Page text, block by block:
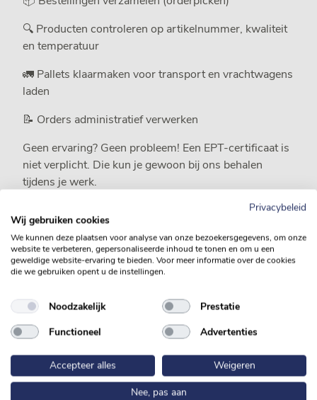
🔍 Producten controleren op artikelnummer, kwaliteit
en temperatuur
🚛 Pallets klaarmaken voor transport en vrachtwagens
laden
📝 Orders administratief verwerken
Geen ervaring? Geen probleem! Een EPT-certificaat is
niet verplicht. Die kun je gewoon bij ons behalen
tijdens je werk.
Wat zoeken wij?
✔ Je bent betrouwbaar: afspraak is afspraak
✔ Je spreekt Nederlands en/of Engels
✔ Je komt met een positieve instelling naar je werk
✔ Je bent iedere zaterdag beschikbaar
Privacybeleid
Wij gebruiken cookies
We kunnen deze plaatsen voor analyse van onze bezoekersgegevens, om onze
website te verbeteren, gepersonaliseerde inhoud te tonen en om u een
geweldige website-ervaring te bieden. Voor meer informatie over de cookies
die we gebruiken opent u de instellingen.
Noodzakelijk
Prestatie
Functioneel
Advertenties
Accepteer alles
Weigeren
Nee, pas aan